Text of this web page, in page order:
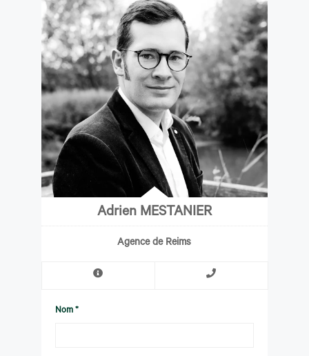
Adrien MESTANIER
Agence de Reims
Nom *